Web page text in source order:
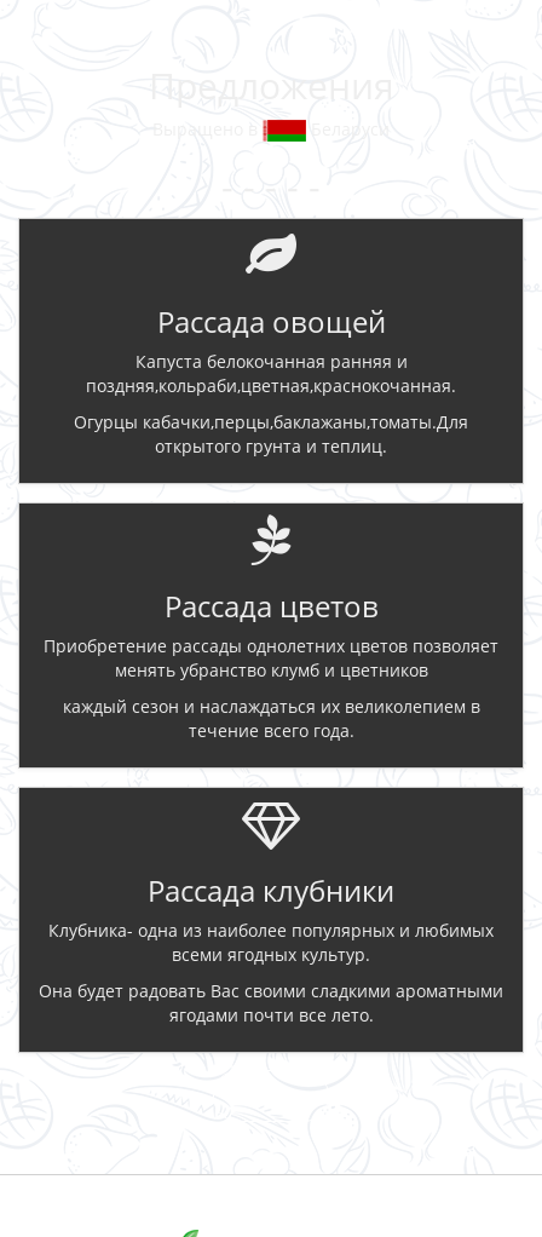
Рассада овощей
Капуста белокочанная ранняя и
поздняя,кольраби,цветная,краснокочанная.
Огурцы кабачки,перцы,баклажаны,томаты.Для
открытого грунта и теплиц.
Рассада цветов
Приобретение рассады однолетних цветов позволяет
менять убранство клумб и цветников
каждый сезон и наслаждаться их великолепием в
течение всего года.
Рассада клубники
Клубника- одна из наиболее популярных и любимых
всеми ягодных культур.
Она будет радовать Вас своими сладкими ароматными
ягодами почти все лето.